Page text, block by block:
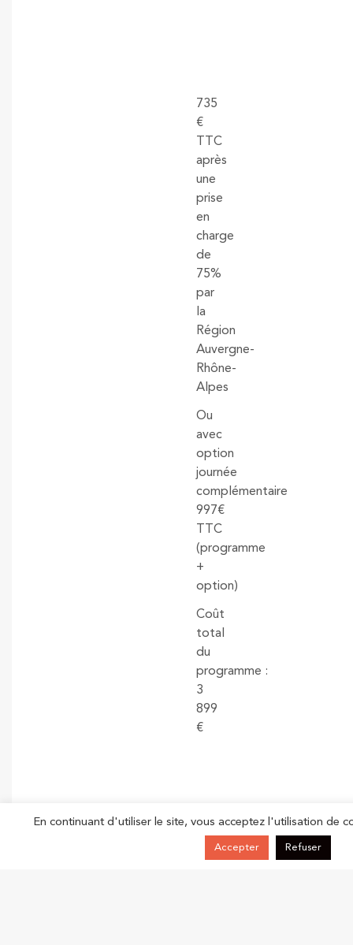
735
€
TTC
après
une
prise
en
charge
de
75%
par
la
Région
Auvergne-
Rhône-
Alpes
Ou
avec
option
journée
complémentaire
997€
TTC
(programme
+
option)
Coût
total
du
programme :
3
899
€
En continuant d'utiliser le site, vous acceptez l'utilisation de
Accepter Refuser